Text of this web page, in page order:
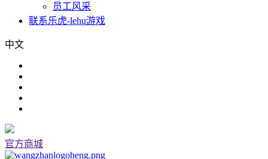
员工风采
联系乐虎-lehu游戏
中文
官方商城